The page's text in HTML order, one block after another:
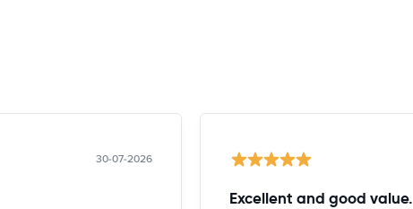
30-07-2026
Excellent and good value.